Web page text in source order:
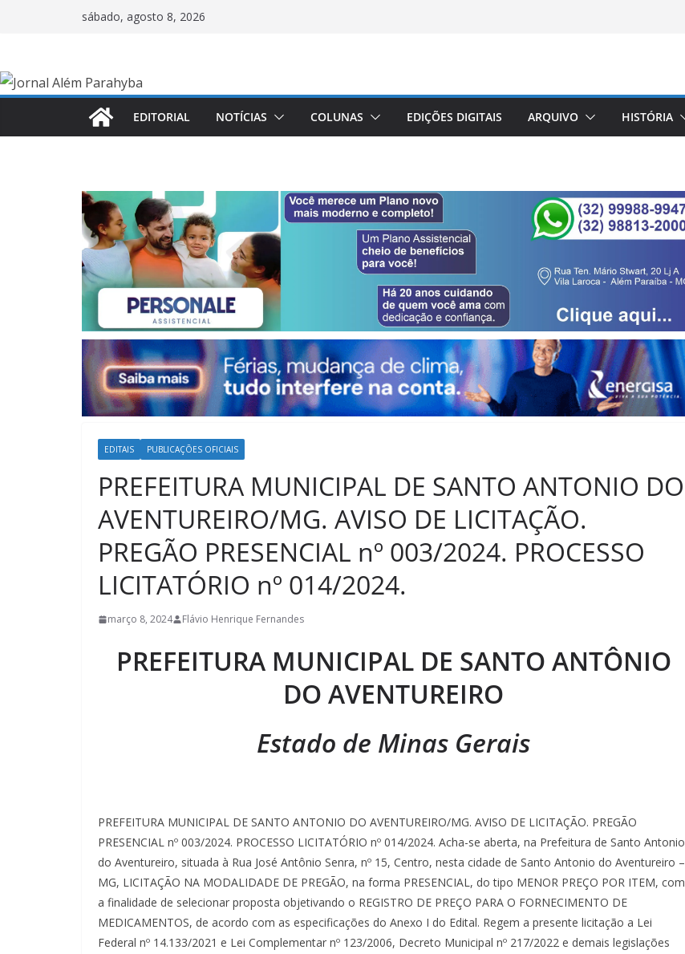
conteúdo
sábado, agosto 8, 2026
EDITORIAL NOTÍCIAS COLUNAS EDIÇÕES DIGITAIS ARQUIVO HISTÓRIA
EDITAIS PUBLICAÇÕES OFICIAIS
PREFEITURA MUNICIPAL DE SANTO ANTONIO DO
AVENTUREIRO/MG. AVISO DE LICITAÇÃO.
PREGÃO PRESENCIAL nº 003/2024. PROCESSO
LICITATÓRIO nº 014/2024.
março 8, 2024 Flávio Henrique Fernandes
PREFEITURA MUNICIPAL DE SANTO ANTÔNIO
DO AVENTUREIRO
Estado de Minas Gerais
PREFEITURA MUNICIPAL DE SANTO ANTONIO DO AVENTUREIRO/MG. AVISO DE LICITAÇÃO. PREGÃO
PRESENCIAL nº 003/2024. PROCESSO LICITATÓRIO nº 014/2024. Acha-se aberta, na Prefeitura de Santo Antonio
do Aventureiro, situada à Rua José Antônio Senra, nº 15, Centro, nesta cidade de Santo Antonio do Aventureiro –
MG, LICITAÇÃO NA MODALIDADE DE PREGÃO, na forma PRESENCIAL, do tipo MENOR PREÇO POR ITEM, com
a finalidade de selecionar proposta objetivando o REGISTRO DE PREÇO PARA O FORNECIMENTO DE
MEDICAMENTOS, de acordo com as especificações do Anexo I do Edital. Regem a presente licitação a Lei
Federal nº 14.133/2021 e Lei Complementar nº 123/2006, Decreto Municipal nº 217/2022 e demais legislações